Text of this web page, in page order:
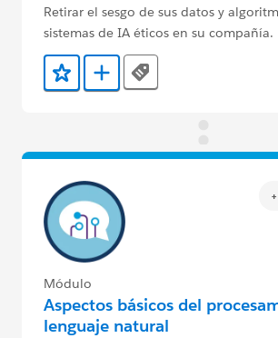
Retirar el sesgo de sus datos y
sistemas de IA éticos en su compañía.
Agregar a favoritos
Agregar a Trailmix
Tags
Módulo
Aspectos básicos del
lenguaje natural